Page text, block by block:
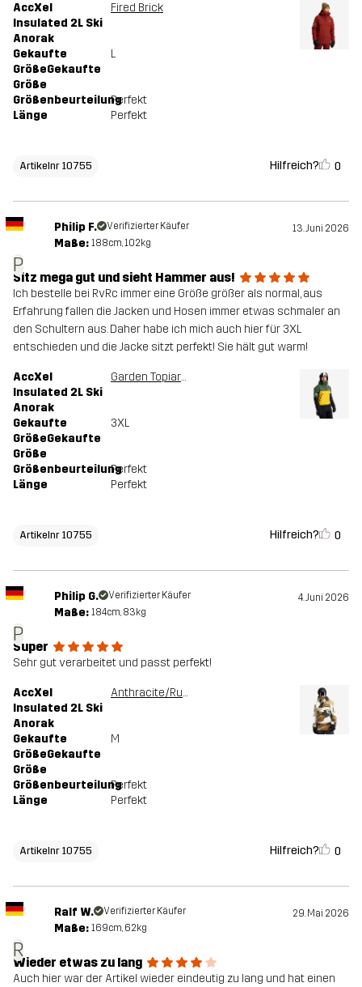
AccXel
Insulated 2L Ski
Anorak
Fired Brick
Gekaufte
GrößeGekaufte
Größe
L
GrößenbeurteilungPerfekt
Länge
Perfekt
Artikelnr 10755 Hilfreich? 0
P
Philip F. Verifizierter Käufer 13. Juni 2026
Maße: 188cm, 102kg
Sitz mega gut und sieht Hammer aus!
Ich bestelle bei RvRc immer eine Größe größer als normal, aus
Erfahrung fallen die Jacken und Hosen immer etwas schmaler an
den Schultern aus. Daher habe ich mich auch hier für 3XL
entschieden und die Jacke sitzt perfekt! Sie hält gut warm!
AccXel
Insulated 2L Ski
Anorak
Garden Topiary/Mango Mint
Gekaufte
GrößeGekaufte
Größe
3XL
GrößenbeurteilungPerfekt
Länge
Perfekt
Artikelnr 10755 Hilfreich? 0
P
Philip G. Verifizierter Käufer 4. Juni 2026
Maße: 184cm, 83kg
Super
Sehr gut verarbeitet und passt perfekt!
AccXel
Insulated 2L Ski
Anorak
Anthracite/Rubber
Gekaufte
GrößeGekaufte
Größe
M
GrößenbeurteilungPerfekt
Länge
Perfekt
Artikelnr 10755 Hilfreich? 0
R
Ralf W. Verifizierter Käufer 29. Mai 2026
Maße: 169cm, 62kg
Wieder etwas zu lang
Auch hier war der Artikel wieder eindeutig zu lang und hat einen